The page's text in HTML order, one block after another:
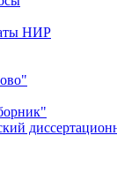
НИР